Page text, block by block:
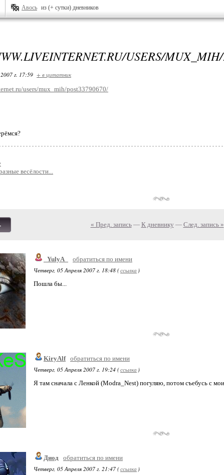
Авось из (+ сутки) дневников
USERS/
г. 17:59 + в цитатник
users/mux_mih/post33790670/
весёлости...
« Пред. запись— К дневнику — След. запись »
_YulyA_
обратиться по имени
Четверг, 05 Апреля 2007 г. 18:48 (ссылка )
Пошла бы...
KiryAlf обратиться по имени
Четверг, 05 Апреля 2007 г. 19:24 (ссылка )
Я там сначала с Ленкой (Modra_Nest) погуляю, потом съебусь с
Диод обратиться по имени
Четверг, 05 Апреля 2007 г. 21:47 (ссылка )